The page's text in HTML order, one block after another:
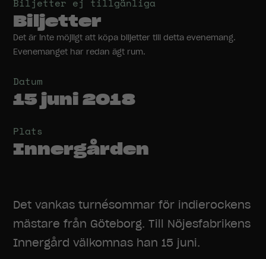
Biljetter ej tillgänliga
Biljetter
Det är inte möjligt att köpa biljetter till detta evenemang.
Evenemanget har redan ägt rum.
Datum
15 juni 2018
Plats
Innergården
Det vankas turnésommar för indierockens
mästare från Göteborg. Till Nöjesfabrikens
Innergård välkomnas han 15 juni.